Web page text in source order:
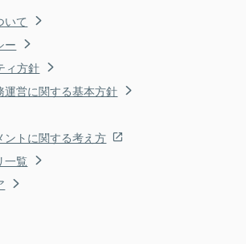
いて
ー
ィ方針
運営に関する基本方針
ントに関する考え方
一覧